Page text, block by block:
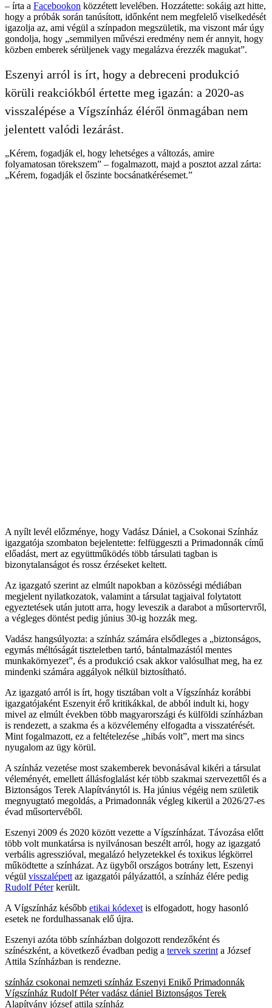
– írta a Facebookon közzétett levelében. Hozzátette: sokáig azt hitte,
hogy a próbák során tanúsított, időnként nem megfelelő viselkedését
igazolja az, ami végül a színpadon megszületik, ma viszont már úgy
gondolja, hogy „semmilyen művészi eredmény nem ér annyit, hogy
közben emberek sérüljenek vagy megalázva érezzék magukat”.
Eszenyi arról is írt, hogy a debreceni produkció
körüli reakciókból értette meg igazán: a 2020-as
visszalépése a Vígszínház éléről önmagában nem
jelentett valódi lezárást.
„Kérem, fogadják el, hogy lehetséges a változás, amire
folyamatosan törekszem” – fogalmazott, majd a posztot azzal zárta:
„Kérem, fogadják el őszinte bocsánatkérésemet.”
A nyílt levél előzménye, hogy Vadász Dániel, a Csokonai Színház
igazgatója szombaton bejelentette: felfüggeszti a Primadonnák című
előadást, mert az együttműködés több társulati tagban is
bizonytalanságot és rossz érzéseket keltett.
Az igazgató szerint az elmúlt napokban a közösségi médiában
megjelent nyilatkozatok, valamint a társulat tagjaival folytatott
egyeztetések után jutott arra, hogy leveszik a darabot a műsortervről,
a végleges döntést pedig június 30-ig hozzák meg.
Vadász hangsúlyozta: a színház számára elsődleges a „biztonságos,
egymás méltóságát tiszteletben tartó, bántalmazástól mentes
munkakörnyezet”, és a produkció csak akkor valósulhat meg, ha ez
mindenki számára aggályok nélkül biztosítható.
Az igazgató arról is írt, hogy tisztában volt a Vígszínház korábbi
igazgatójaként Eszenyit érő kritikákkal, de abból indult ki, hogy
mivel az elmúlt években több magyarországi és külföldi színházban
is rendezett, a szakma és a közvélemény elfogadta a visszatérését.
Mint fogalmazott, ez a feltételezése „hibás volt”, mert ma sincs
nyugalom az ügy körül.
A színház vezetése most szakemberek bevonásával kikéri a társulat
véleményét, emellett állásfoglalást kér több szakmai szervezettől és a
Biztonságos Terek Alapítványtól is. Ha június végéig nem születik
megnyugtató megoldás, a Primadonnák végleg kikerül a 2026/27-es
évad műsortervéből.
Eszenyi 2009 és 2020 között vezette a Vígszínházat. Távozása előtt
több volt munkatársa is nyilvánosan beszélt arról, hogy az igazgató
verbális agresszióval, megalázó helyzetekkel és toxikus légkörrel
működtette a színházat. Az ügyből országos botrány lett, Eszenyi
végül visszalépett az igazgatói pályázattól, a színház élére pedig
Rudolf Péterkerült.
A Vígszínház később etikai kódexet is elfogadott, hogy hasonló
esetek ne fordulhassanak elő újra.
Eszenyi azóta több színházban dolgozott rendezőként és
színészként, a következő évadban pedig a tervek szerint a József
Attila Színházban is rendezne.
színház csokonai nemzeti színház Eszenyi Enikő Primadonnák
Vígszínház Rudolf Péter vadász dániel Biztonságos Terek
Alapítvány józsef attila színház